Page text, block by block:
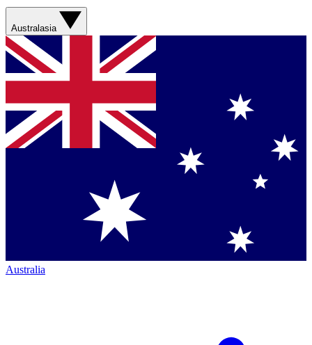
Australasia
Australia